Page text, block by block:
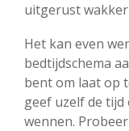
uitgerust
Het kan even
bedtijdschema
bent om laat op
geef uzelf de
wennen.